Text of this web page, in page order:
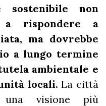
sostenibile non
a rispondere a
ma dovrebbe
a lungo termine
ambientale e
locali. La città
visione più